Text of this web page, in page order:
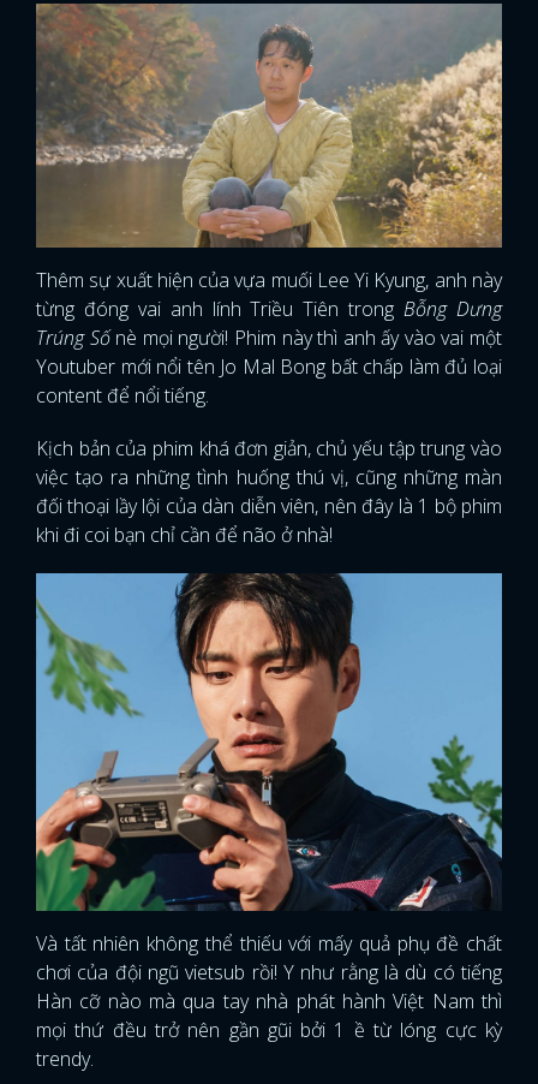
Thêm sự xuất hiện của vựa muối Lee Yi Kyung, anh này
từng đóng vai anh lính Triều Tiên trongBỗng Dưng
Trúng Sốnè mọi người! Phim này thì anh ấy vào vai một
Youtuber mới nổi tên Jo Mal Bong bất chấp làm đủ loại
content để nổi tiếng.
Kịch bản của phim khá đơn giản, chủ yếu tập trung vào
việc tạo ra những tình huống thú vị, cũng những màn
đối thoại lầy lội của dàn diễn viên, nên đây là 1 bộ phim
khi đi coi bạn chỉ cần để não ở nhà!
Và tất nhiên không thể thiếu với mấy quả phụ đề chất
chơi của đội ngũ vietsub rồi! Y như rằng là dù có tiếng
Hàn cỡ nào mà qua tay nhà phát hành Việt Nam thì
mọi thứ đều trở nên gần gũi bởi 1 ề từ lóng cực kỳ
trendy.